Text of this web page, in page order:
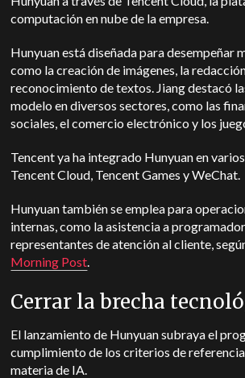
computación en nube de la empresa.
Hunyuan está diseñada para desempeñar
como la creación de imágenes, la
reconocimiento de textos. Jiang destacó
modelo en diversos sectores, como las
sociales, el comercio electrónico y los
Tencent ya ha integrado Hunyuan en
Tencent Cloud, Tencent Games y WeChat.
Hunyuan también se emplea para
internas, como la asistencia a
representantes de atención al cliente,
Morning Post.
Cerrar la brecha
El lanzamiento de Hunyuan subraya el
cumplimiento de los criterios de
materia de IA.